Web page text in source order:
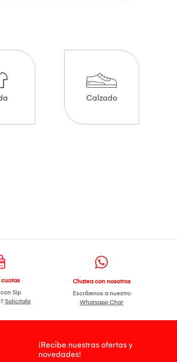
Calzado
cuotas
Sip
Solicítala
Chatea con nosotros
Escríbenos a nuestro
Whatsapp Chat
¡Recibe nuestras ofertas y
novedades!